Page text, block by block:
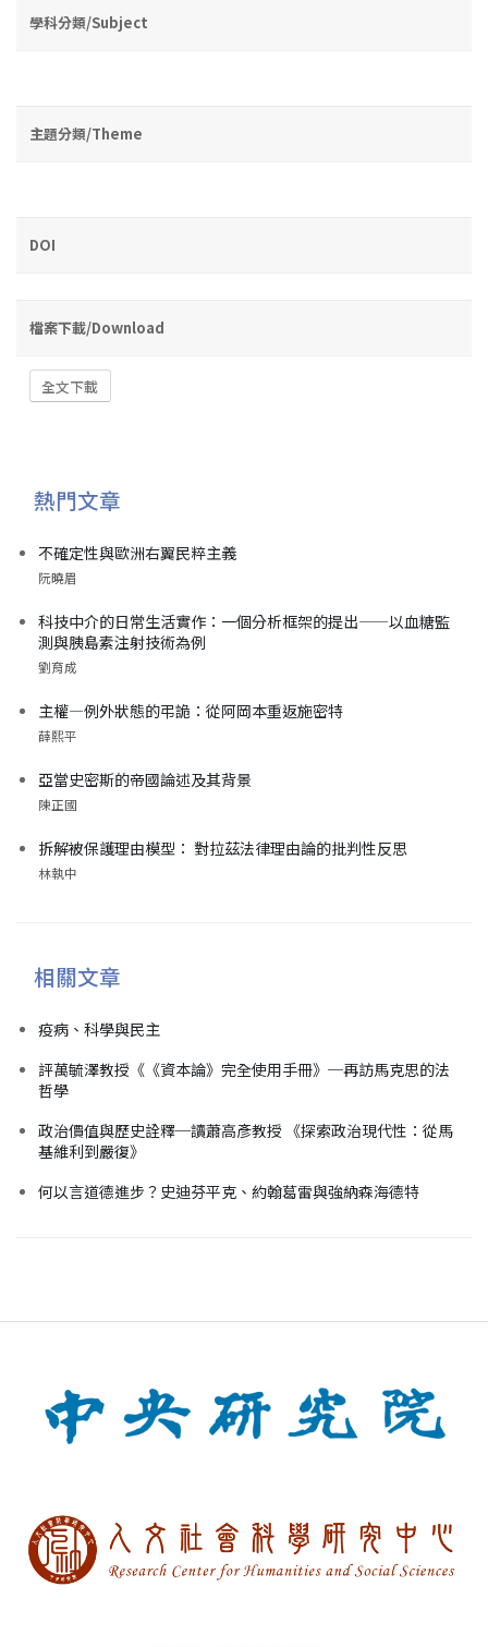
學科分類/Subject
主題分類/Theme
DOI
檔案下載/Download
全文下載
熱門文章
不確定性與歐洲右翼民粹主義
阮曉眉
科技中介的日常生活實作：一個分析框架的提出——以血糖監
測與胰島素注射技術為例
劉育成
主權—例外狀態的弔詭：從阿岡本重返施密特
薛熙平
亞當史密斯的帝國論述及其背景
陳正國
拆解被保護理由模型： 對拉茲法律理由論的批判性反思
林執中
相關文章
疫病、科學與民主
評萬毓澤教授《《資本論》完全使用手冊》─再訪馬克思的法
哲學
政治價值與歷史詮釋─讀蕭高彥教授 《探索政治現代性：從馬
基維利到嚴復》
何以言道德進步？史迪芬平克、約翰葛雷與強納森海德特